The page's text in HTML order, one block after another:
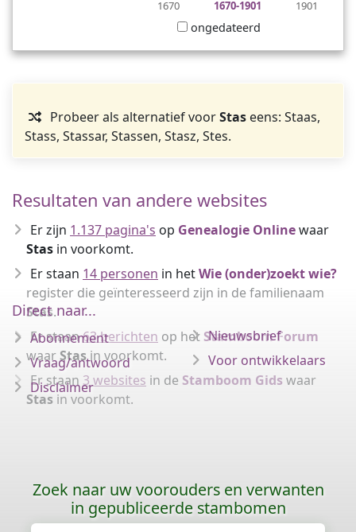
1670 1901
1670-1901
ongedateerd
Probeer als alternatief voorStaseens: Staas,
Stass, Stassar, Stassen, Stasz, Stes.
Resultaten van andere websites
Er zijn 1.137 pagina's op Genealogie Onlinewaar
Stas in voorkomt.
Er staan 14 personen in hetWie (onder)zoekt wie?
register die geïnteresseerd zijn in de familienaam
Stas.
Er staan63 berichten op het Stamboom Forum
waarStasin voorkomt.
Er staan 3 websites in de Stamboom Gids waar
Stas in voorkomt.
Direct naar...
Abonnement
Vraag/antwoord
Disclaimer
Nieuwsbrief
Voor ontwikkelaars
Zoek naar uw voorouders en verwanten
in gepubliceerde stambomen